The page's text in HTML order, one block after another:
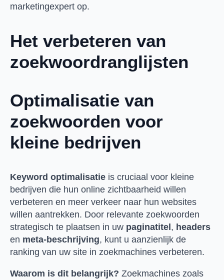
marketingexpert op.
Het verbeteren van
zoekwoordranglijsten
Optimalisatie van
zoekwoorden voor
kleine bedrijven
Keyword optimalisatie is cruciaal voor kleine
bedrijven die hun online zichtbaarheid willen
verbeteren en meer verkeer naar hun websites
willen aantrekken. Door relevante zoekwoorden
strategisch te plaatsen in uw paginatitel, headers
en meta-beschrijving, kunt u aanzienlijk de
ranking van uw site in zoekmachines verbeteren.
Waarom is dit belangrijk? Zoekmachines zoals